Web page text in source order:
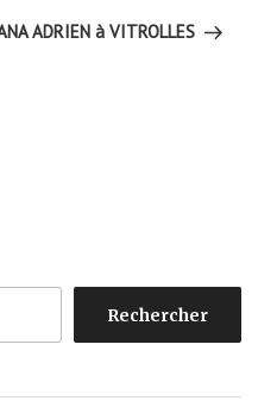
ADRIEN à VITROLLES
Rechercher